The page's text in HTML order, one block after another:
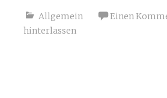
Allgemein
Einen
hinterlassen